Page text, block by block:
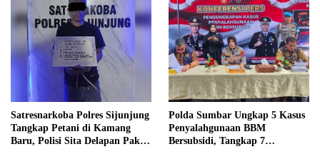
Satresnarkoba Polres Sijunjung
Tangkap Petani di Kamang
Baru, Polisi Sita Delapan Paket
Polda Sumbar Ungkap 5 Kasus
Penyalahgunaan BBM
Bersubsidi, Tangkap 7